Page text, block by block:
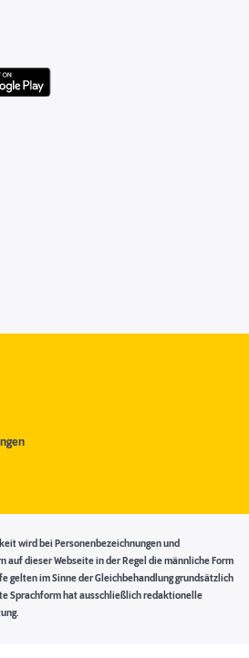
wird bei Personenbezeichnungen und
auf dieser Webseite in der Regel die männliche Form
gelten im Sinne der Gleichbehandlung grundsätzlich
Sprachform hat ausschließlich redaktionelle